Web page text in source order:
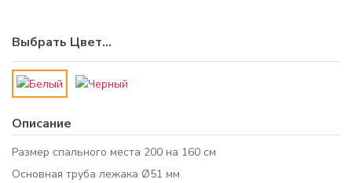
Выбрать Цвет...
Описание
Размер спального места 200 на 160 см
Основная труба лежака Ø51 мм